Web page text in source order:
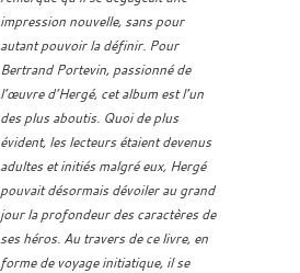
impression nouvelle, sans pour
autant pouvoir la définir. Pour
Bertrand Portevin, passionné de
l’œuvre d’Hergé, cet album est l’un
des plus aboutis. Quoi de plus
évident, les lecteurs étaient devenus
adultes et initiés malgré eux, Hergé
pouvait désormais dévoiler au grand
jour la profondeur des caractères de
ses héros. Au travers de ce livre, en
forme de voyage initiatique, il se